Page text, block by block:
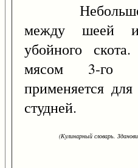
Небольшой
между шеей и
убойного скота.
мясом 3-го
применяется
студней.
(Кулинарный словарь.